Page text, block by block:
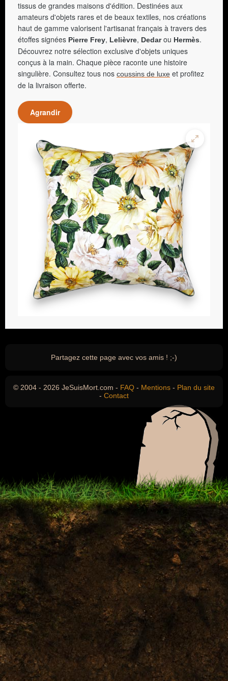
tissus de grandes maisons d'édition. Destinées aux
amateurs d'objets rares et de beaux textiles, nos créations
haut de gamme valorisent l'artisanat français à travers des
étoffes signées Pierre Frey, Lelièvre, Dedarou Hermès.
Découvrez notre sélection exclusive d'objets uniques
conçus à la main. Chaque pièce raconte une histoire
singulière. Consultez tous nos coussins de luxe et profitez
de la livraison offerte.
Agrandir
Partagez cette page avec vos amis ! ;-)
© 2004 - 2026 JeSuisMort.com - FAQ - Mentions - Plan du site
- Contact